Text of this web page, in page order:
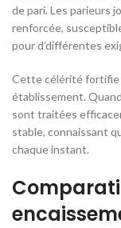
de pari. Les parieurs
renforcée,
pour d’différentes
Cette célérité fortifie
établissement.
sont traitées
stable, connaissant
chaque instant.